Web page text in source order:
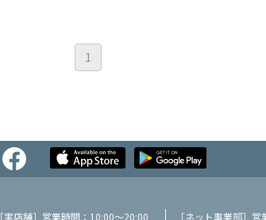
1
［実店舗］営業時間：10:00～20:00 ［ネット事業部］